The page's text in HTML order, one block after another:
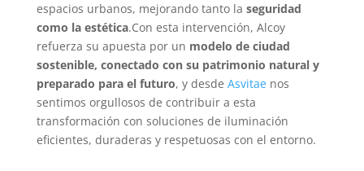
espacios urbanos, mejorando tanto la seguridad
como la estética.Con esta intervención, Alcoy
refuerza su apuesta por un modelo de ciudad
sostenible, conectado con su patrimonio natural y
preparado para el futuro, y desde Asvitaenos
sentimos orgullosos de contribuir a esta
transformación con soluciones de iluminación
eficientes, duraderas y respetuosas con el entorno.